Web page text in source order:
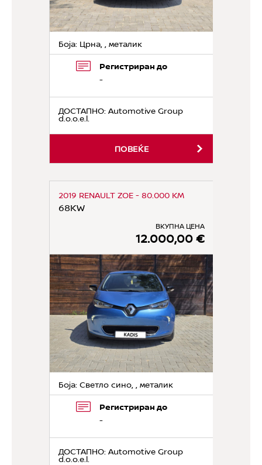
Боја: Црна, , металик
Регистриран до
-
ДОСТАПНО: Automotive Group
d.o.o.e.l.
ПОВЕЌЕ
2019 RENAULT ZOE - 80.000 KM
68KW
ВКУПНА ЦЕНА
12.000,00 €
Боја: Светло сино, , металик
Регистриран до
-
ДОСТАПНО: Automotive Group
d.o.o.e.l.